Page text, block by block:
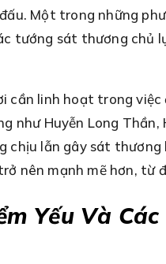
Một trong những
tướng sát thương chủ
cần linh hoạt trong
như Huyễn Long
chịu lẫn gây sát
nên mạnh mẽ hơn,
Yếu Và